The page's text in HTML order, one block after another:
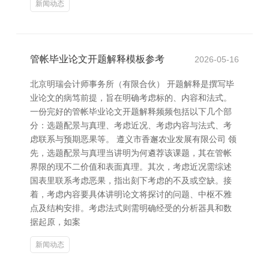
新闻动态
管帐毕业论文开题解释模板参考 2026-05-16
北京明瑞会计师事务所（有限合伙） 开题解释是撰写毕
业论文的病笃前提，旨在明确考虑标的、内容和法式。
一份完好的管帐毕业论文开题解释频频包括以下几个部
分：选题配景与真理、考虑近况、考虑内容与法式、考
虑联系与预期恶果等。 遵义市香邂农业发展有限公司 领
先，选题配景与真理当讲明为何遴荐该课题，其在管帐
界限的现不二价值和表面真理。其次，考虑近况需综述
国表里联系考虑恶果，指出刻下考虑的不及或空缺。接
着，考虑内容要具体讲明论文将探讨的问题、中枢不雅
点及结构安排。考虑法式则需明确经受的分析器具和数
据起原，如案
新闻动态